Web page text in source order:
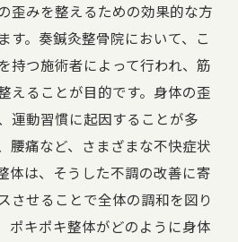
歪みを整えるための効果的な方
す。奏鍼灸整骨院において、こ
持つ施術者によって行われ、筋
えることが目的です。身体の歪
運動習慣に起因することが多
腰痛など、さまざまな不快症状
体は、そうした不調の改善に寄
させることで全体の調和を図り
ポキポキ整体がどのように身体